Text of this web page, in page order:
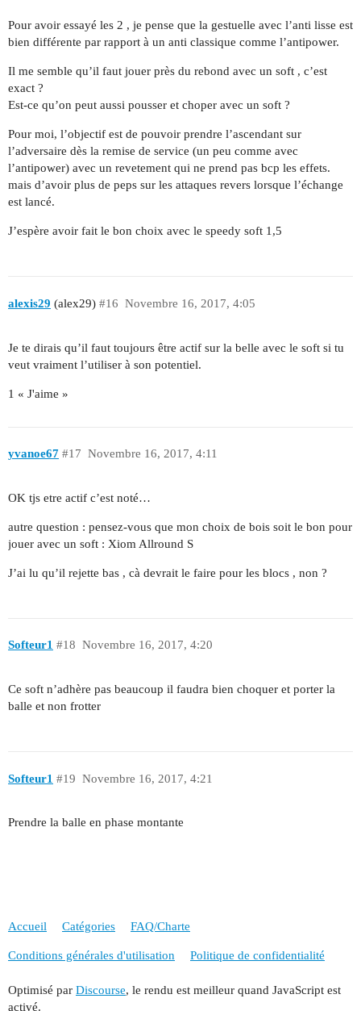
Pour avoir essayé les 2 , je pense que la gestuelle avec l’anti lisse est
bien différente par rapport à un anti classique comme l’antipower.
Il me semble qu’il faut jouer près du rebond avec un soft , c’est
exact ?
Est-ce qu’on peut aussi pousser et choper avec un soft ?
Pour moi, l’objectif est de pouvoir prendre l’ascendant sur
l’adversaire dès la remise de service (un peu comme avec
l’antipower) avec un revetement qui ne prend pas bcp les effets.
mais d’avoir plus de peps sur les attaques revers lorsque l’échange
est lancé.
J’espère avoir fait le bon choix avec le speedy soft 1,5
alexis29 (alex29) Novembre 16, 2017, 4:05
#16
Je te dirais qu’il faut toujours être actif sur la belle avec le soft si tu
veut vraiment l’utiliser à son potentiel.
1 « J'aime »
yvanoe67 Novembre 16, 2017, 4:11
#17
OK tjs etre actif c’est noté…
autre question : pensez-vous que mon choix de bois soit le bon pour
jouer avec un soft : Xiom Allround S
J’ai lu qu’il rejette bas , cà devrait le faire pour les blocs , non ?
Softeur1 Novembre 16, 2017, 4:20
#18
Ce soft n’adhère pas beaucoup il faudra bien choquer et porter la
balle et non frotter
Softeur1 Novembre 16, 2017, 4:21
#19
Prendre la balle en phase montante
Accueil Catégories FAQ/Charte
Conditions générales d'utilisation Politique de confidentialité
Optimisé par Discourse, le rendu est meilleur quand JavaScript est
activé.